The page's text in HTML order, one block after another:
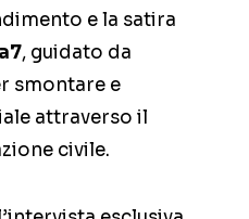
e la satira
, guidato da
smontare e
attraverso il
civile.